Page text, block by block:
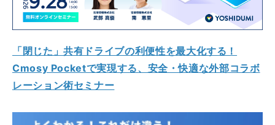
「閉じた」共有ドライブの利便性を最大化する！
Cmosy Pocketで実現する、安全・快適な外部コラボ
レーション術セミナー